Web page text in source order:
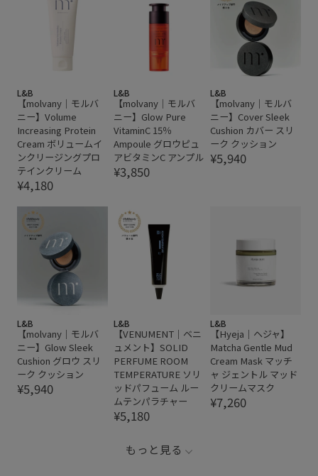
L&B
【molvany｜モルバ
ニー】Volume
Increasing Protein
Cream ボリュームイ
ンクリージングプロ
テインクリーム
¥4,180
L&B
【molvany｜モルバ
ニー】Glow Pure
VitaminC 15％
Ampoule グロウピュ
アビタミンC アンプル
¥3,850
L&B
【molvany｜モルバ
ニー】Cover Sleek
Cushion カバー スリ
ーク クッション
¥5,940
L&B
【molvany｜モルバ
ニー】Glow Sleek
Cushion グロウ スリ
ーク クッション
¥5,940
L&B
【VENUMENT｜ベニ
ュメント】SOLID
PERFUME ROOM
TEMPERATURE ソリ
ッドパフューム ルー
ムテンパラチャー
¥5,180
L&B
【Hyeja｜ヘジャ】
Matcha Gentle Mud
Cream Mask マッチ
ャ ジェントル マッド
クリームマスク
¥7,260
もっと見る